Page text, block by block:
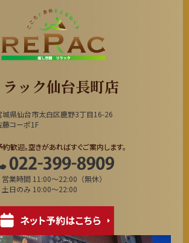
ラック仙台長町店
城県仙台市太白区鹿野3丁目16-26
藤コーポ1F
歓迎。空きがあればすぐご案内します。
営業時間 11:00～22:00（無休）
土日のみ 10:00～22:00